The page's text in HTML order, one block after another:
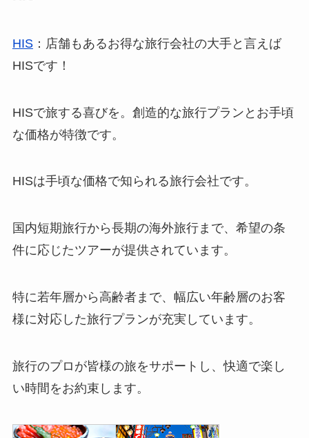
HISです！
な価格が特徴です。
国内短期旅行から長期の海外旅行まで、希望の条